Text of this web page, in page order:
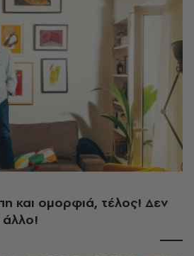
και ομορφιά, τέλος! Δεν